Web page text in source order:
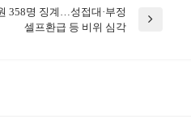
358명 징계…성접대·부정
셀프환급 등 비위 심각